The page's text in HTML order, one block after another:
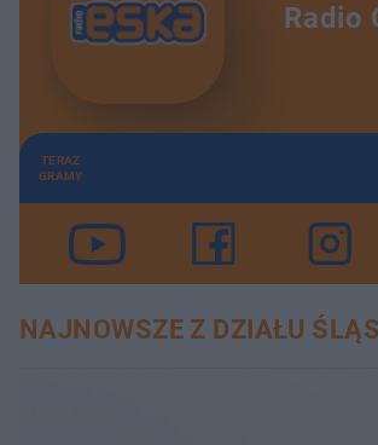
Radio
TERAZ
GRAMY
NAJNOWSZE Z DZIAŁU